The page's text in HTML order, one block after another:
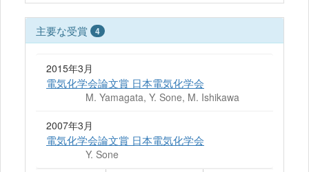
主要な受賞 4
2015年3月
電気化学会論文賞 日本電気化学会
M. Yamagata, Y. Sone, M. Ishikawa
2007年3月
電気化学会論文賞 日本電気化学会
Y. Sone